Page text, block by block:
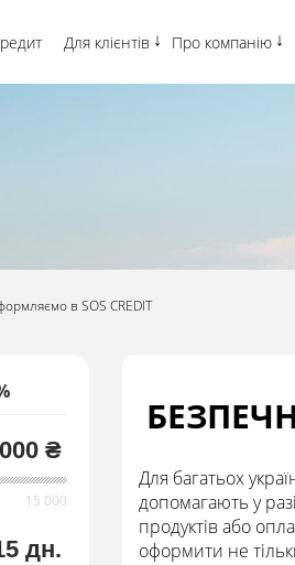
Для клієнтів Про компанію
в SOS CREDIT
₴
дн.
Для багатьох
допомагають у
продуктів або
оформити не